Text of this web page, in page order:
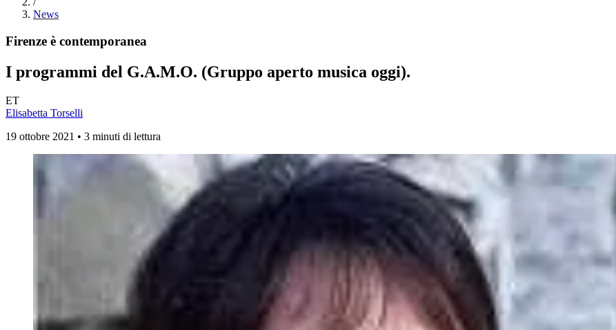
News
Firenze è contemporanea
I programmi del G.A.M.O. (Gruppo aperto musica oggi).
ET
Elisabetta Torselli
19 ottobre 2021 • 3 minuti di lettura